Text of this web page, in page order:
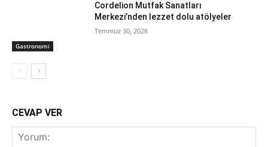
Gastronomi
Cordelion Mutfak Sanatları
Merkezi’nden lezzet dolu atölyeler
Temmuz 30, 2026
CEVAP VER